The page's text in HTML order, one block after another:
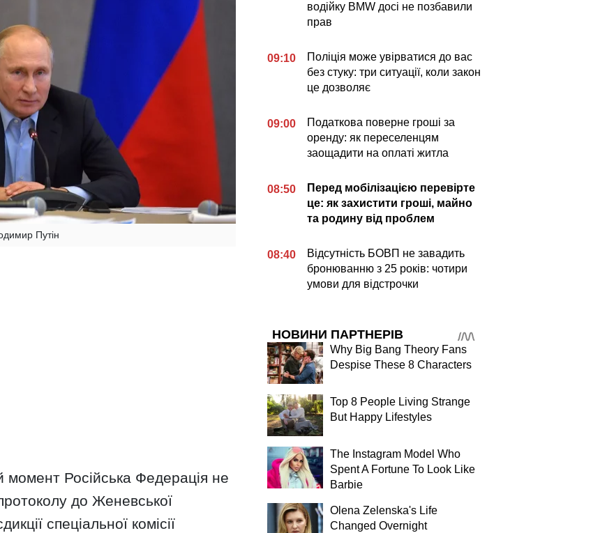
Путін
Російська Федерація не
до Женевської
спеціальної комісії
водійку BMW досі не позбавили
прав
09:10
Поліція може увірватися до вас
без стуку: три ситуації, коли закон
це дозволяє
09:00
Податкова поверне гроші за
оренду: як переселенцям
заощадити на оплаті житла
08:50
Перед мобілізацією перевірте
це: як захистити гроші, майно
та родину від проблем
08:40
Відсутність БОВП не завадить
бронюванню з 25 років: чотири
умови для відстрочки
НОВИНИ ПАРТНЕРІВ
Why Big Bang Theory Fans
Despise These 8 Characters
Top 8 People Living Strange
But Happy Lifestyles
The Instagram Model Who
Spent A Fortune To Look Like
Barbie
Olena Zelenska's Life
Changed Overnight